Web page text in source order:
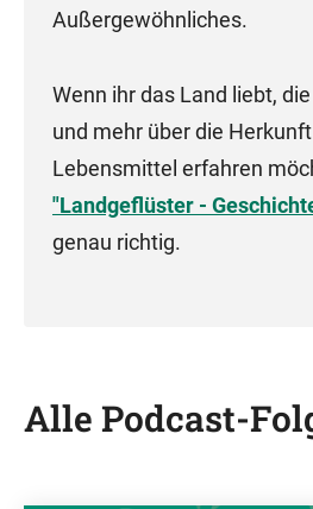
Außergewöhnliches.
Wenn ihr das Land liebt,
und mehr über die
Lebensmittel erfahren
"Landgeflüster -
genau richtig.
Alle Podcast-